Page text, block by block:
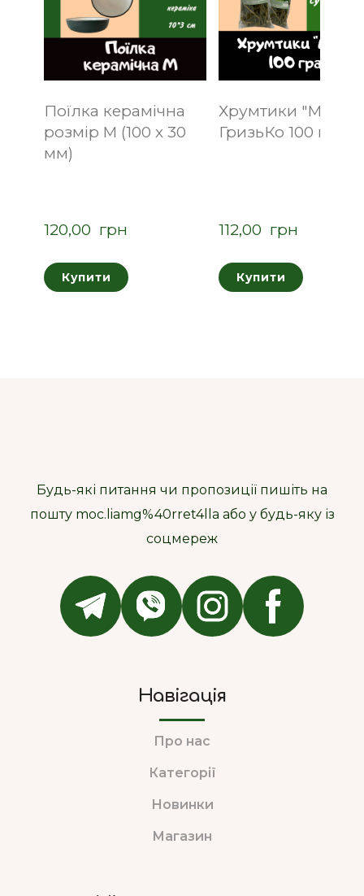
Поїлка керамічна
розмір M (100 х 30
мм)
120,00  грн
Купити
Хрумтики "М'ята"
ГризьКо 100 грам
112,00  грн
Купити
Будь-які питання чи пропозиції пишіть на
пошту moc.liamg%40rret4lla або у будь-яку із
соцмереж
Навігація
Про нас
Категорії
Новинки
Магазин